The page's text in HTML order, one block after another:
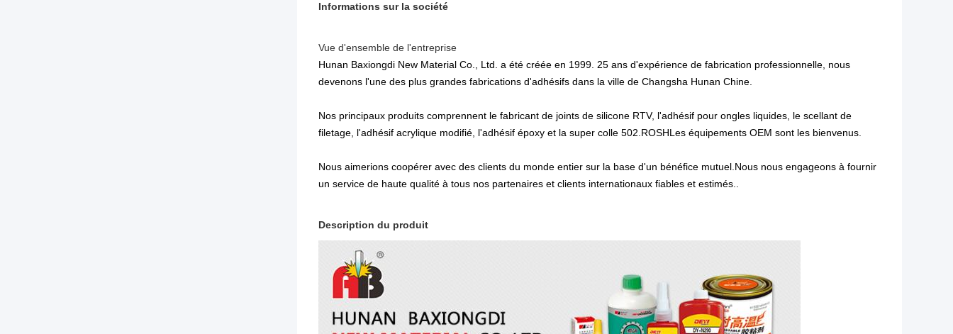
Informations sur la société
Vue d'ensemble de l'entreprise
Hunan Baxiongdi New Material Co., Ltd. a été créée en 1999. 25 ans d'expérience de fabrication professionnelle, nous
devenons l'une des plus grandes fabrications d'adhésifs dans la ville de Changsha Hunan Chine.
Nos principaux produits comprennent le fabricant de joints de silicone RTV, l'adhésif pour ongles liquides, le scellant de
filetage, l'adhésif acrylique modifié, l'adhésif époxy et la super colle 502.ROSHLes équipements OEM sont les bienvenus.
Nous aimerions coopérer avec des clients du monde entier sur la base d'un bénéfice mutuel.Nous nous engageons à fournir
un service de haute qualité à tous nos partenaires et clients internationaux fiables et estimés..
Description du produit